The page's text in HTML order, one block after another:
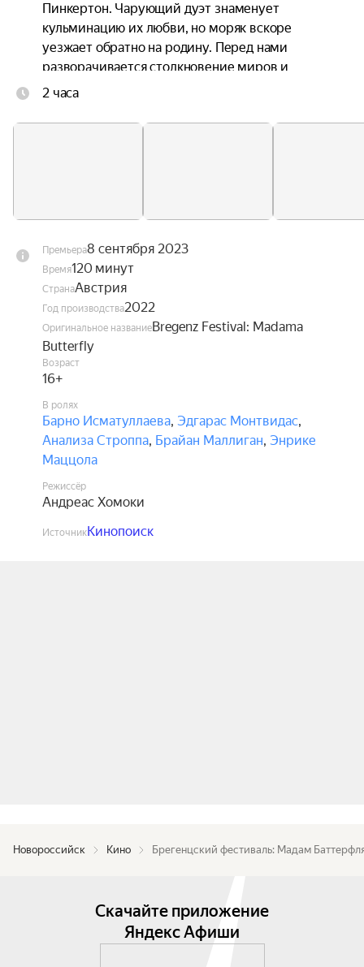
Пинкертон. Чарующий дуэт знаменует
кульминацию их любви, но моряк вскоре
уезжает обратно на родину. Перед нами
разворачивается столкновение миров и
культур: Пинкертон считает себя свободным от
американке, а любящая и полная надежд
любимым мужем. Пинкертон действительно
возвращается — но вместе с новой женой, и
Чио-Чио-сан остаётся только один выход…
2 часа
Премьера8 сентября 2023
Время120 минут
СтранаАвстрия
Год производства2022
Оригинальное названиеBregenz Festival: Madama
Butterfly
Возраст
16+
В ролях
Барно Исматуллаева, Эдгарас Монтвидас,
Анализа Строппа, Брайан Маллиган, Энрике
Маццола
Режиссёр
Андреас Хомоки
ИсточникКинопоиск
Новороссийск Кино Брегенцский фестиваль: Мадам
Скачайте приложение
Яндекс Афиши